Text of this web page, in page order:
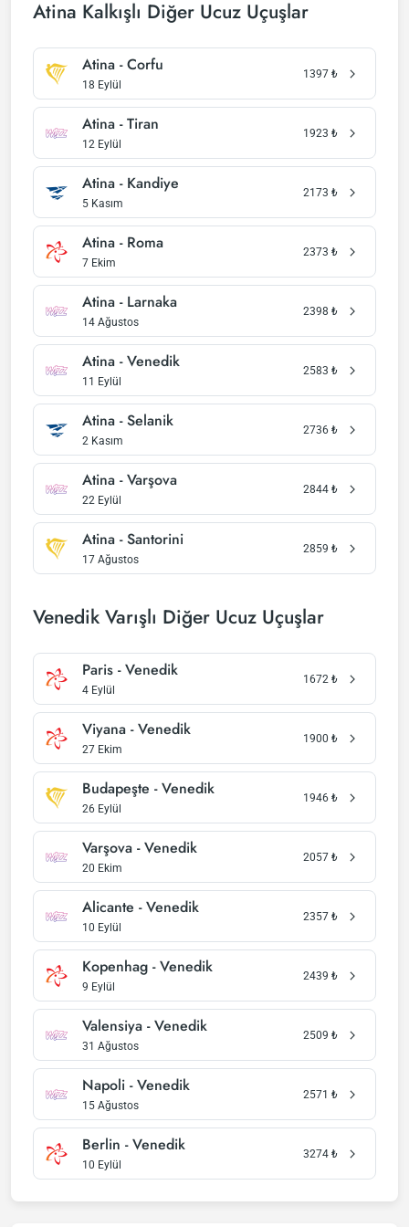
Atina Kalkışlı Diğer Ucuz Uçuşlar
Atina - Corfu
18 Eylül
1397 ₺
Atina - Tiran
12 Eylül
1923 ₺
Atina - Kandiye
5 Kasım
2173 ₺
Atina - Roma
7 Ekim
2373 ₺
Atina - Larnaka
14 Ağustos
2398 ₺
Atina - Venedik
11 Eylül
2583 ₺
Atina - Selanik
2 Kasım
2736 ₺
Atina - Varşova
22 Eylül
2844 ₺
Atina - Santorini
17 Ağustos
2859 ₺
Venedik Varışlı Diğer Ucuz Uçuşlar
Paris - Venedik
4 Eylül
1672 ₺
Viyana - Venedik
27 Ekim
1900 ₺
Budapeşte - Venedik
26 Eylül
1946 ₺
Varşova - Venedik
20 Ekim
2057 ₺
Alicante - Venedik
10 Eylül
2357 ₺
Kopenhag - Venedik
9 Eylül
2439 ₺
Valensiya - Venedik
31 Ağustos
2509 ₺
Napoli - Venedik
15 Ağustos
2571 ₺
Berlin - Venedik
10 Eylül
3274 ₺